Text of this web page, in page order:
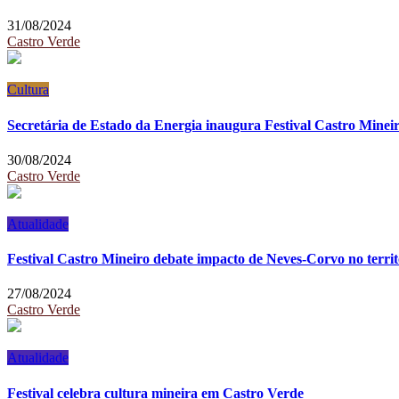
31/08/2024
Castro Verde
Cultura
Secretária de Estado da Energia inaugura Festival Castro
30/08/2024
Castro Verde
Atualidade
Festival Castro Mineiro debate impacto de Neves-Corvo no
27/08/2024
Castro Verde
Atualidade
Festival celebra cultura mineira em Castro Verde